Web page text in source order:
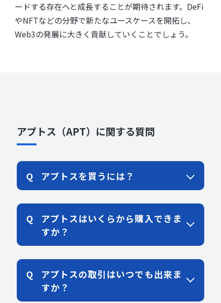
ードする存在へと成長することが期待されます。DeFi
やNFTなどの分野で新たなユースケースを開拓し、
Web3の発展に大きく貢献していくことでしょう。
アプトス（APT）に関する質問
アプトスを買うには？
アプトスはいくらから購入できま
すか？
アプトスの取引はいつでも出来ま
すか？